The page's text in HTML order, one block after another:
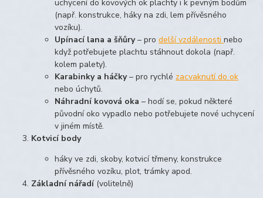
uchycení do kovových ok plachty i k pevným bodům
(např. konstrukce, háky na zdi, lem přívěsného
vozíku).
Upínací lana a šňůry– prodelší vzdálenostinebo
když potřebujete plachtu stáhnout dokola (např.
kolem palety).
Karabinky a háčky– pro rychlé zacvaknutí do ok
nebo úchytů.
Náhradní kovová oka – hodí se, pokud některé
původní oko vypadlo nebo potřebujete nové uchycení
v jiném místě.
Kotvicí body
háky ve zdi, skoby, kotvicí třmeny, konstrukce
přívěsného vozíku, plot, trámky apod.
Základní nářadí(volitelně)